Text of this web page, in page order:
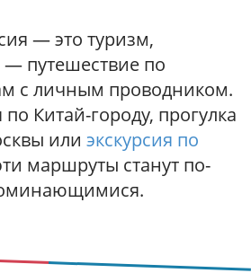
— это туризм,
путешествие по
с личным проводником.
Китай-городу, прогулка
или экскурсия по
маршруты станут по-